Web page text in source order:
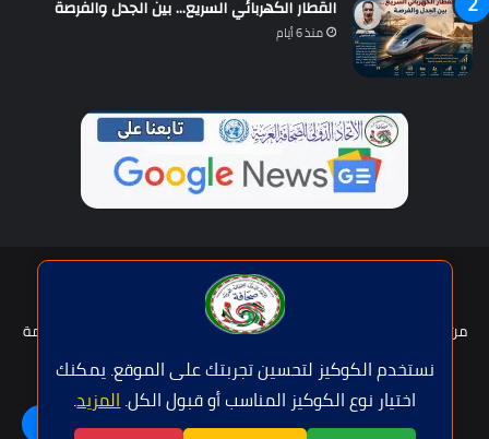
نستخدم الكوكيز لتحسين تجربتك على الموقع. يمكنك
اختيار نوع الكوكيز المناسب أو قبول الكل.المزيد.
القطار الكهربائي السريع… بين الجدل والفرصة
منذ 6 أيام
حقوق النشر © | جميع الحقوق محفوظة للاتحاد الدولى للصحافة العربية
2026
من نحن؟
عضوية الإتحاد سياسة الخصوصية
شروط الخدمة
فيسبوكتويتر يوتيوبواتساب
اللغة | Langue